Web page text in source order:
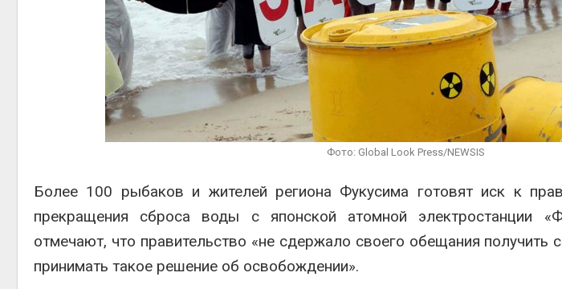
Фото: Global Look Press/NEWSIS
Более 100 рыбаков и жителей региона Фукусима готовят иск к
прекращения сброса воды с японской атомной электростанции
отмечают, что правительство «не сдержало своего обещания получить
принимать такое решение об освобождении».
фестивалем
Авг 5, 2026
В Кении противников
строительства АЭС
проверяют по статье о
терроризме
Суд запретил
израильской тюрьмы
Авг 5, 2026